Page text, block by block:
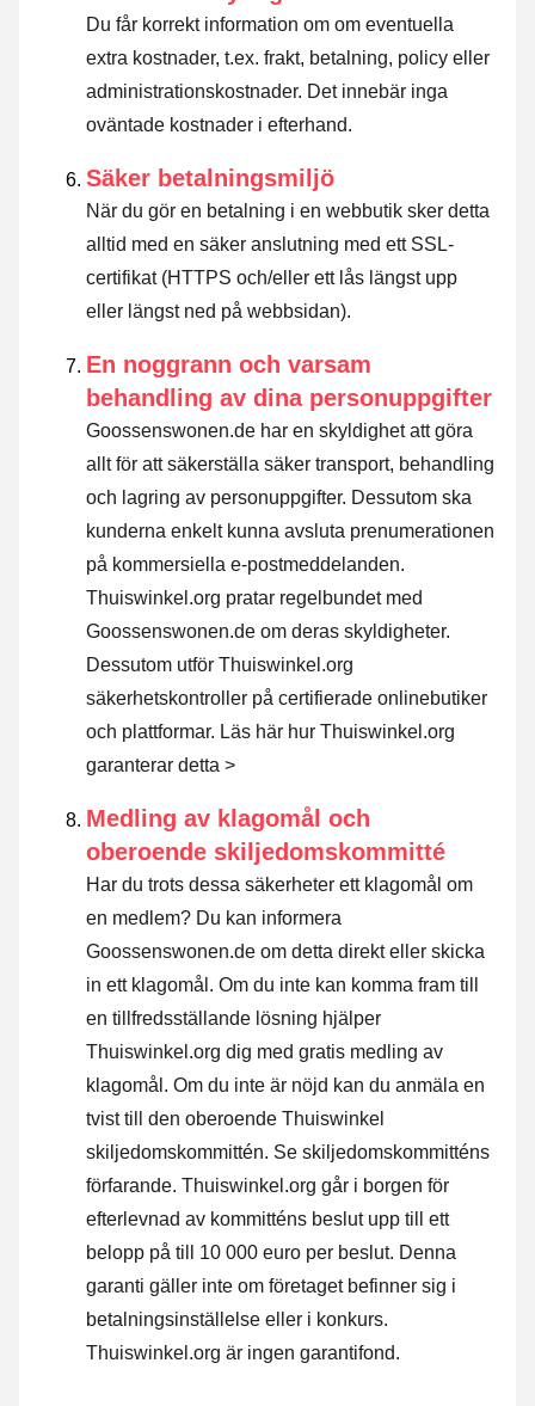
Du får korrekt information om om eventuella
extra kostnader, t.ex. frakt, betalning, policy eller
administrationskostnader. Det innebär inga
oväntade kostnader i efterhand.
Säker betalningsmiljö
När du gör en betalning i en webbutik sker detta
alltid med en säker anslutning med ett SSL-
certifikat (HTTPS och/eller ett lås längst upp
eller längst ned på webbsidan).
En noggrann och varsam
behandling av dina personuppgifter
Goossenswonen.de har en skyldighet att göra
allt för att säkerställa säker transport, behandling
och lagring av personuppgifter. Dessutom ska
kunderna enkelt kunna avsluta prenumerationen
på kommersiella e-postmeddelanden.
Thuiswinkel.org pratar regelbundet med
Goossenswonen.de om deras skyldigheter.
Dessutom utför Thuiswinkel.org
säkerhetskontroller på certifierade onlinebutiker
och plattformar. Läs här hur Thuiswinkel.org
garanterar detta >
Medling av klagomål och
oberoende skiljedomskommitté
Har du trots dessa säkerheter ett klagomål om
en medlem? Du kan informera
Goossenswonen.de om detta direkt eller skicka
in ett klagomål . Om du inte kan komma fram till
en tillfredsställande lösning hjälper
Thuiswinkel.org dig med gratis medling av
klagomål. Om du inte är nöjd kan du anmäla en
tvist till den oberoende Thuiswinkel
skiljedomskommittén. Se skiljedomskommitténs
förfarande. Thuiswinkel.org går i borgen för
efterlevnad av kommitténs beslut upp till ett
belopp på till 10 000 euro per beslut. Denna
garanti gäller inte om företaget befinner sig i
betalningsinställelse eller i konkurs.
Thuiswinkel.org är ingen garantifond.